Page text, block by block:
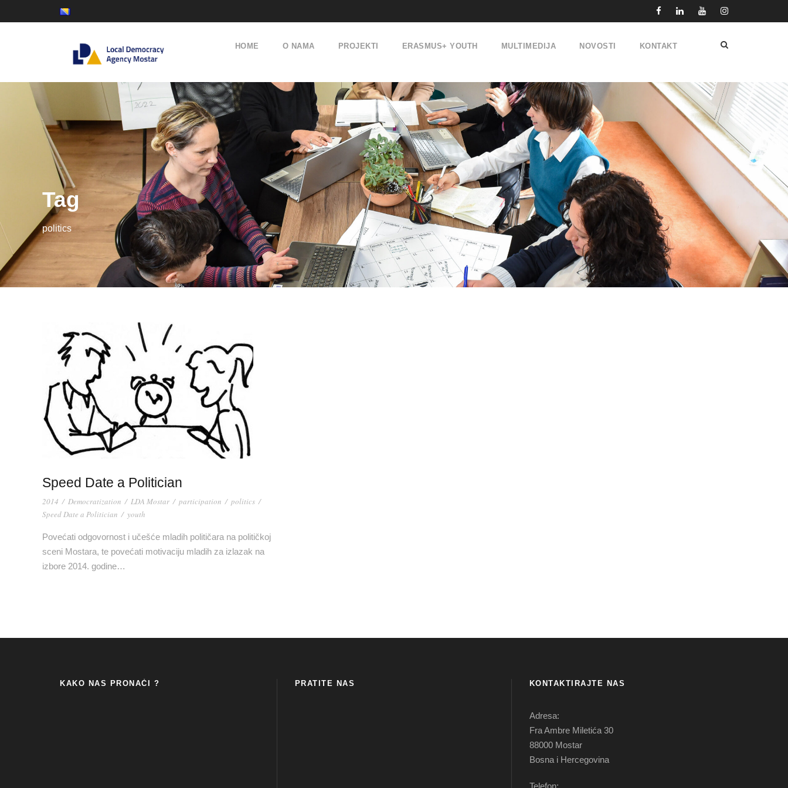
HOME O NAMA PROJEKTI ERASMUS+ YOUTH MULTIMEDIJA NOVOSTI KONTAKT
Tag
politics
Speed Date a Politician
2014 / Democratization / LDA Mostar / participation / politics /
Speed Date a Politician / youth
Povećati odgovornost i učešće mladih političara na političkoj
sceni Mostara, te povećati motivaciju mladih za izlazak na
izbore 2014. godine…
KAKO NAS PRONAĆI ? PRATITE NAS KONTAKTIRAJTE NAS
Adresa:
Fra Ambre Miletića 30
88000 Mostar
Bosna i Hercegovina
Telefon: